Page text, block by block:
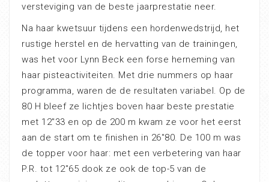
versteviging van de beste jaarprestatie neer.
Na haar kwetsuur tijdens een hordenwedstrijd, het
rustige herstel en de hervatting van de trainingen,
was het voor Lynn Beck een forse herneming van
haar pisteactiviteiten. Met drie nummers op haar
programma, waren de de resultaten variabel. Op de
80 H bleef ze lichtjes boven haar beste prestatie
met 12″33 en op de 200 m kwam ze voor het eerst
aan de start om te finishen in 26″80. De 100 m was
de topper voor haar: met een verbetering van haar
P.R. tot 12″65 dook ze ook de top-5 van de